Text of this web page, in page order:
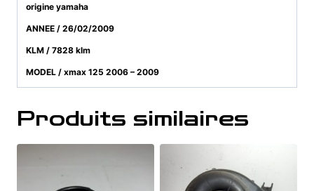
origine yamaha
ANNEE / 26/02/2009
KLM / 7828 klm
MODEL / xmax 125 2006 – 2009
Produits similaires